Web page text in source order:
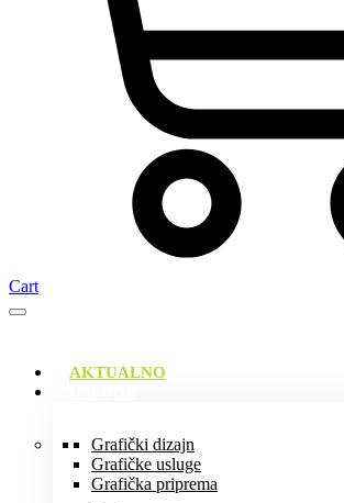
Cart
AKTUALNO
Grafički dizajn
Grafičke usluge
Grafička priprema